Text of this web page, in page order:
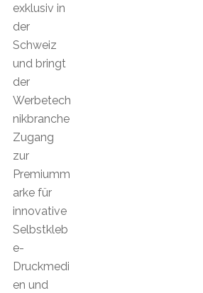
exklusiv in
der
Schweiz
und bringt
der
Werbetech
nikbranche
Zugang
zur
Premiumm
arke für
innovative
Selbstkleb
e-
Druckmedi
en und